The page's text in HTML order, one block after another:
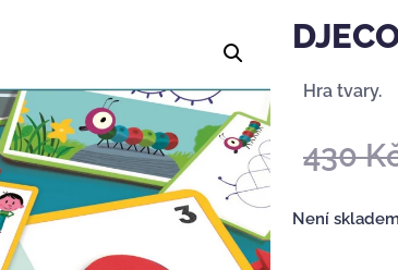
Hra tvary.
430
Není skladem